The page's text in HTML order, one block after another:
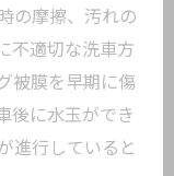
の摩擦、汚れの
不適切な洗車方
被膜を早期に傷
後に水玉ができ
進行していると